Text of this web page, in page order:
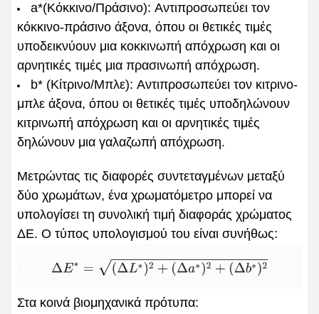
a*(Κόκκινο/Πράσινο): Αντιπροσωπεύει τον
κόκκινο-πράσινο άξονα, όπου οι θετικές τιμές
υποδεικνύουν μια κοκκινωπή απόχρωση και οι
αρνητικές τιμές μια πρασινωπή απόχρωση.
b* (Κίτρινο/Μπλε): Αντιπροσωπεύει τον κιτρινο-
μπλε άξονα, όπου οι θετικές τιμές υποδηλώνουν
κιτρινωπή απόχρωση και οι αρνητικές τιμές
δηλώνουν μια γαλαζωπή απόχρωση.
Μετρώντας τις διαφορές συντεταγμένων μεταξύ
δύο χρωμάτων, ένα χρωματόμετρο μπορεί να
υπολογίσει τη συνολική τιμή διαφοράς χρώματος
ΔE. Ο τύπος υπολογισμού του είναι συνήθως:
Στα κοινά βιομηχανικά πρότυπα: